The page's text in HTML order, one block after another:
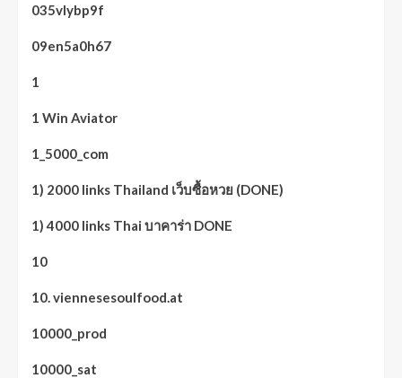
035vlybp9f
09en5a0h67
1
1 Win Aviator
1_5000_com
1) 2000 links Thailand เว็บซื้อหวย (DONE)
1) 4000 links Thai บาคาร่า DONE
10
10. viennesesoulfood.at
10000_prod
10000_sat